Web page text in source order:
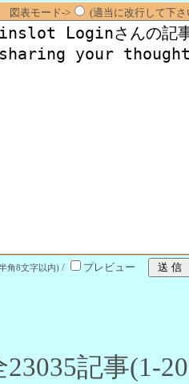
図表モード-> (適当に改行して下
角8文字以内) / プレビュー
記事(1-